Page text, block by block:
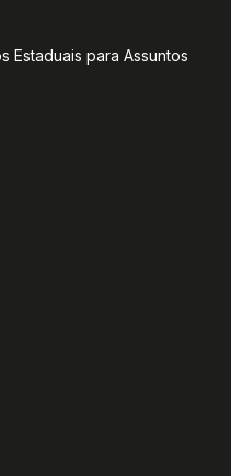
Estaduais para Assuntos